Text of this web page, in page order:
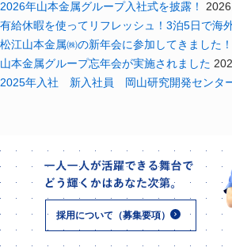
2026年山本金属グループ入社式を披露！
有給休暇を使ってリフレッシュ！3泊5日で海
松江山本金属㈱の新年会に参加してきました！
山本金属グループ忘年会が実施されました
2025年入社 新入社員 岡山研究開発センタ
採用について（募集要項）